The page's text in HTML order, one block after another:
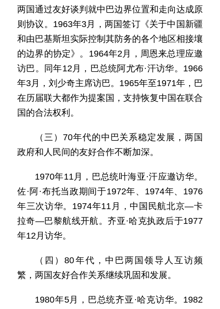
两国通过友好谈判就中巴边界位置和走向达成原
则协议。1963年3月，两国签订《关于中国新疆
和由巴基斯坦实际控制其防务的各个地区相接壤
的边界的协定》。1964年2月，周恩来总理应邀
访巴。同年12月，巴总统阿尤布·汗访华。1966
年3月，刘少奇主席访巴。1965年至1971年，巴
在历届联大都作为提案国，支持恢复中国在联合
国的合法权利。
（三）70年代的中巴关系稳定发展，两国
政府和人民间的友好合作不断加深。
1970年11月，巴总统叶海亚·汗应邀访华。
佐·阿·布托当政期间于1972年、1974年、1976
年三次访华。1974年11月，中国民航北京—卡
拉奇—巴黎航线开航。齐亚·哈克执政后于1977
年12月访华。
（四）80年代，中巴两国领导人互访频
繁，两国友好合作关系继续巩固和发展。
1980年5月，巴总统齐亚·哈克访华。1982